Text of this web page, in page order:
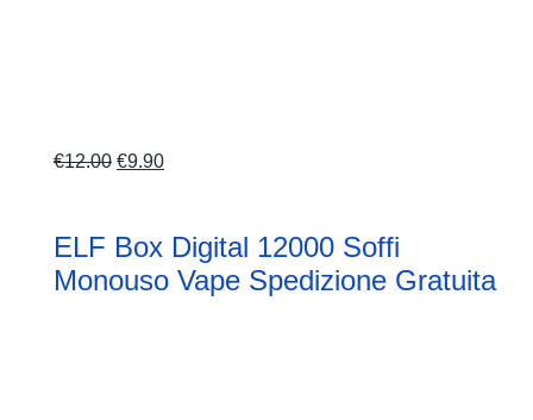
€12.00 Il
era:
€12.00.
€9.90Il
è:
€9.90.
ELF Box Digital 12000 Soffi
Monouso Vape Spedizione Gratuita